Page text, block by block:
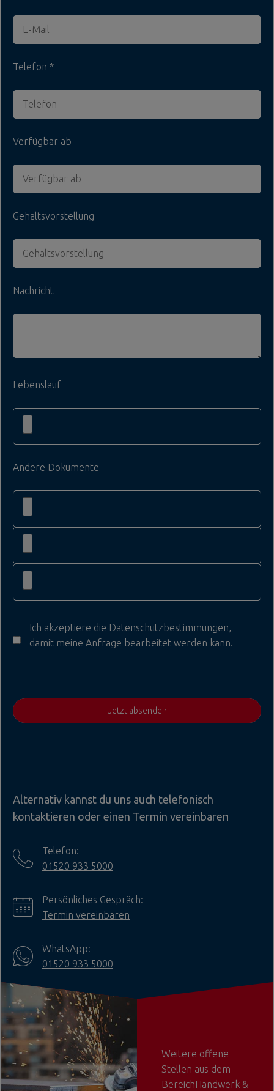
Telefon
Verfügbar ab
Gehaltsvorstellung
Nachricht
Lebenslauf
Andere Dokumente
Ich akzeptiere die Datenschutzbestimmungen,
damit meine Anfrage bearbeitet werden kann.
Jetzt absenden
Alternativ kannst du uns auch telefonisch
kontaktieren oder einen Termin vereinbaren
Telefon:
01520 933 5000
Persönliches Gespräch:
Termin vereinbaren
WhatsApp:
01520 933 5000
Weitere offene
Stellen aus dem
BereichHandwerk &